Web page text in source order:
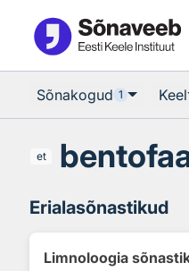
Sõnakogud 1 Keel
et
Erialasõnastikud
Limnoloogia